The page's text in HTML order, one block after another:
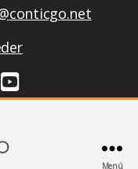
Menú